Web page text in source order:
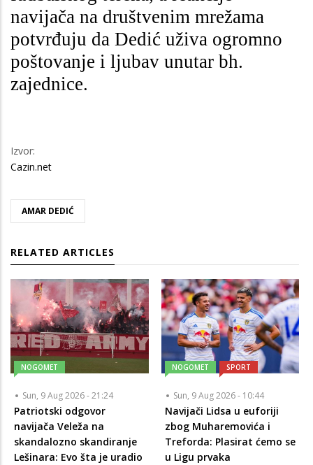
navijača na društvenim mrežama
potvrđuju da Dedić uživa ogromno
poštovanje i ljubav unutar bh.
zajednice.
Izvor:
Cazin.net
AMAR DEDIĆ
RELATED ARTICLES
NOGOMET
Sun, 9 Aug 2026 - 21:24
Patriotski odgovor
navijača Veleža na
skandalozno skandiranje
Lešinara: Evo šta je uradio
NOGOMET SPORT
Sun, 9 Aug 2026 - 10:44
Navijači Lidsa u euforiji
zbog Muharemovića i
Treforda: Plasirat ćemo se
u Ligu prvaka